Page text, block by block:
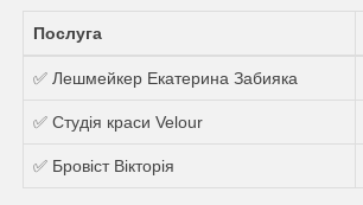
Послуга
✅ Лешмейкер Екатерина Забияка
✅ Студія краси Velour
✅ Бровіст Вікторія